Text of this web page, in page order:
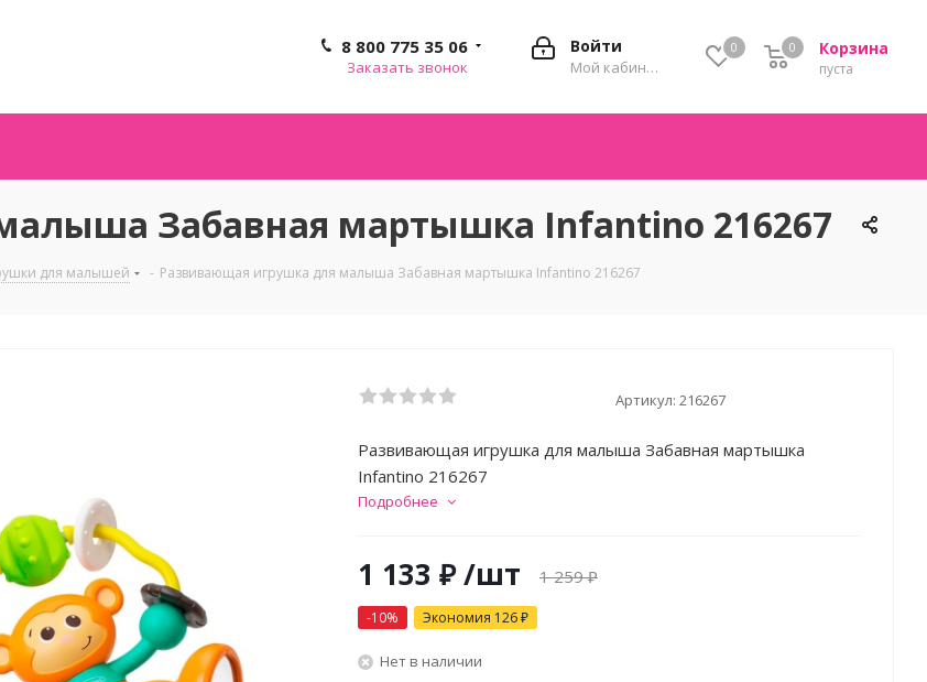
0 Корзина
0
пуста
0
Войти
Мой кабинет
8 800 775 35 06
Заказать звонок
Забавная мартышка Infantino 216267
для малышей - Развивающая игрушка для малыша Забавная мартышка Infantino 216267
Артикул: 216267
Развивающая игрушка для малыша Забавная мартышка
Infantino 216267
Подробнее
1 133 ₽/шт 1 259₽
-10% Экономия 126₽
Нет в наличии